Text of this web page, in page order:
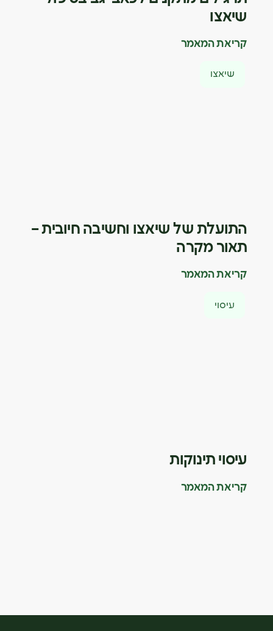
שיאצו
קריאת המאמר
שיאצו
התועלת של שיאצו וחשיבה חיובית –
תאור מקרה
קריאת המאמר
עיסוי
עיסוי תינוקות
קריאת המאמר